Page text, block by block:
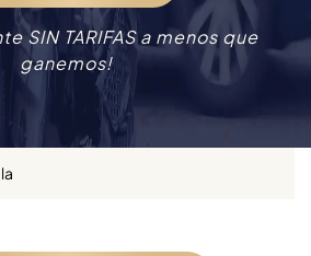
SIN TARIFAS a menos que
ganemos!